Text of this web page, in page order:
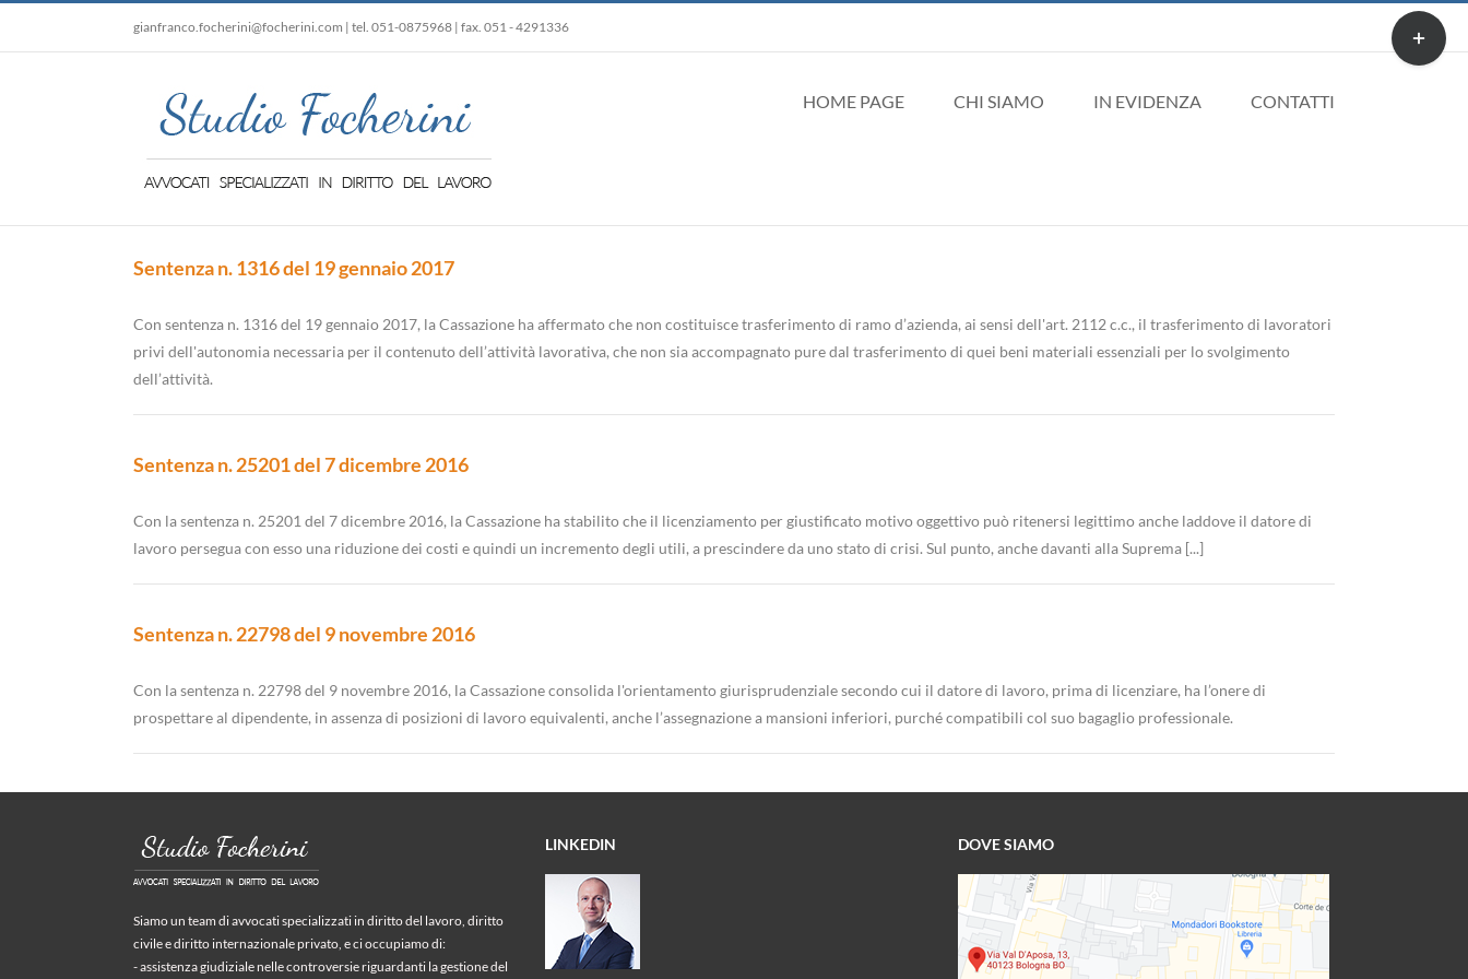
gianfranco.focherini@focherini.com | tel. 051-0875968 | fax. 051 - 4291336
HOME PAGE CHI SIAMO IN EVIDENZA CONTATTI
Sentenza n. 1316 del 19 gennaio 2017
Con sentenza n. 1316 del 19 gennaio 2017, la Cassazione ha affermato che non costituisce trasferimento di ramo d’azienda, ai sensi dell'art. 2112 c.c., il trasferimento di lavoratori
privi dell'autonomia necessaria per il contenuto dell’attività lavorativa, che non sia accompagnato pure dal trasferimento di quei beni materiali essenziali per lo svolgimento
dell’attività.
Sentenza n. 25201 del 7 dicembre 2016
Con la sentenza n. 25201 del 7 dicembre 2016, la Cassazione ha stabilito che il licenziamento per giustificato motivo oggettivo può ritenersi legittimo anche laddove il datore di
lavoro persegua con esso una riduzione dei costi e quindi un incremento degli utili, a prescindere da uno stato di crisi. Sul punto, anche davanti alla Suprema [...]
Sentenza n. 22798 del 9 novembre 2016
Con la sentenza n. 22798 del 9 novembre 2016, la Cassazione consolida l'orientamento giurisprudenziale secondo cui il datore di lavoro, prima di licenziare, ha l’onere di
prospettare al dipendente, in assenza di posizioni di lavoro equivalenti, anche l’assegnazione a mansioni inferiori, purché compatibili col suo bagaglio professionale.
Siamo un team di avvocati specializzati in diritto del lavoro, diritto
civile e diritto internazionale privato, e ci occupiamo di:
- assistenza giudiziale nelle controversie riguardanti la gestione del
LINKEDIN DOVE SIAMO
Toggle
area